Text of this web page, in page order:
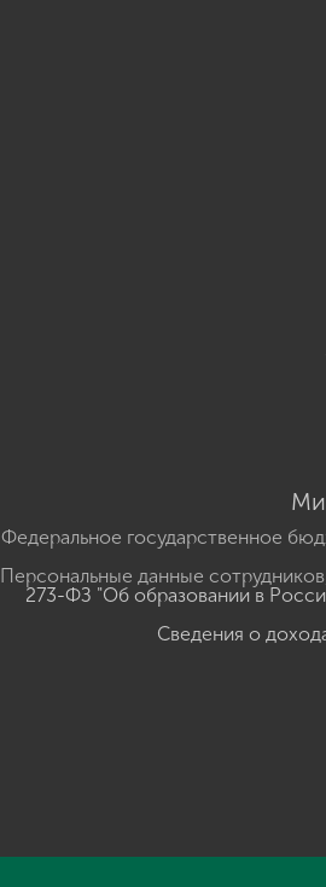
Федеральное государственное
Персональные данные
273-ФЗ "Об образовании в
Сведения о